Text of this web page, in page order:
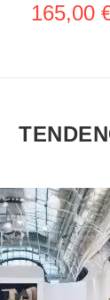
165,00
VER